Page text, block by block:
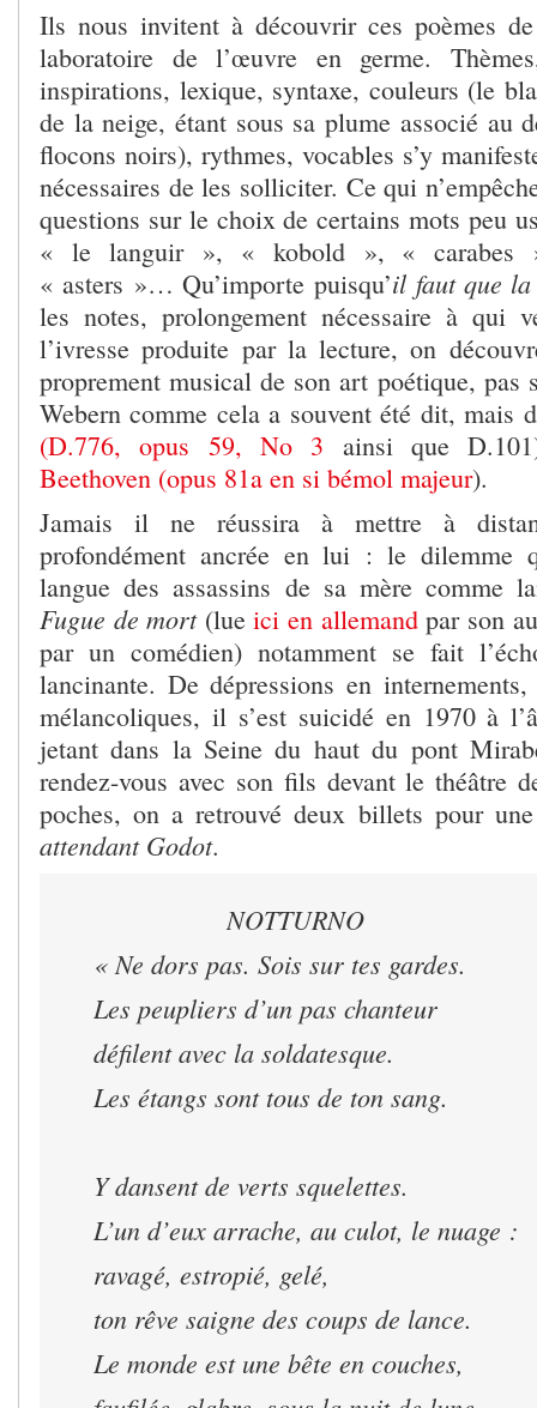
Ils nous invitent à découvrir ces poèmes
laboratoire de l’œuvre en germe.
inspirations, lexique, syntaxe, couleurs (le
de la neige, étant sous sa plume associé au
flocons noirs), rythmes, vocables s’y
nécessaires de les solliciter. Ce qui
questions sur le choix de certains mots peu
« le languir », « kobold », « carabes
« asters »… Qu’importe puisqu’il faut que la
les notes, prolongement nécessaire à qui
l’ivresse produite par la lecture, on
proprement musical de son art poétique, pas
Webern comme cela a souvent été dit, mais
(D.776, opus 59, No 3 ainsi que
Beethoven (opus 81a en si bémol majeur).
Jamais il ne réussira à mettre à
profondément ancrée en lui : le
langue des assassins de sa mère comme
Fugue de mort(lueici en allemandpar son
par un comédien) notamment se fait
lancinante. De dépressions en
mélancoliques, il s’est suicidé en 1970 à
jetant dans la Seine du haut du pont
rendez-vous avec son fils devant le théâtre
poches, on a retrouvé deux billets pour
attendant Godot.
NOTTURNO
« Ne dors pas. Sois sur tes gardes.
Les peupliers d’un pas chanteur
défilent avec la soldatesque.
Les étangs sont tous de ton sang.
Y dansent de verts squelettes.
L’un d’eux arrache, au culot, le nuage :
ravagé, estropié, gelé,
ton rêve saigne des coups de lance.
Le monde est une bête en couches,